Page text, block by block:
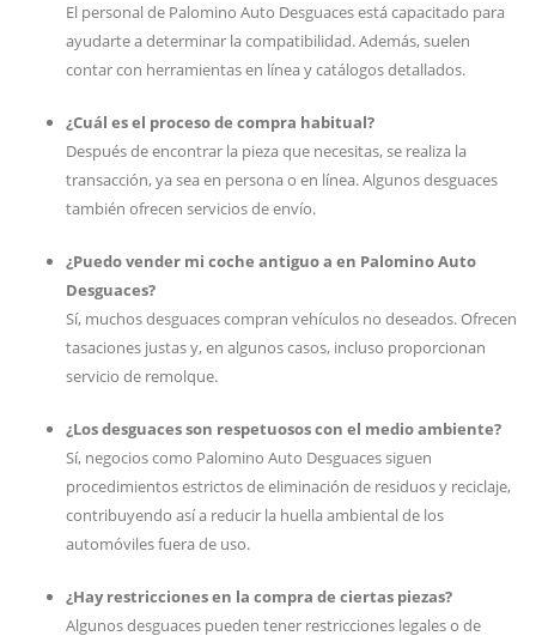
El personal de Palomino Auto Desguaces está capacitado para
ayudarte a determinar la compatibilidad. Además, suelen
contar con herramientas en línea y catálogos detallados.
¿Cuál es el proceso de compra habitual?
Después de encontrar la pieza que necesitas, se realiza la
transacción, ya sea en persona o en línea. Algunos desguaces
también ofrecen servicios de envío.
¿Puedo vender mi coche antiguo a en Palomino Auto
Desguaces?
Sí, muchos desguaces compran vehículos no deseados. Ofrecen
tasaciones justas y, en algunos casos, incluso proporcionan
servicio de remolque.
¿Los desguaces son respetuosos con el medio ambiente?
Sí, negocios como Palomino Auto Desguaces siguen
procedimientos estrictos de eliminación de residuos y reciclaje,
contribuyendo así a reducir la huella ambiental de los
automóviles fuera de uso.
¿Hay restricciones en la compra de ciertas piezas?
Algunos desguaces pueden tener restricciones legales o de